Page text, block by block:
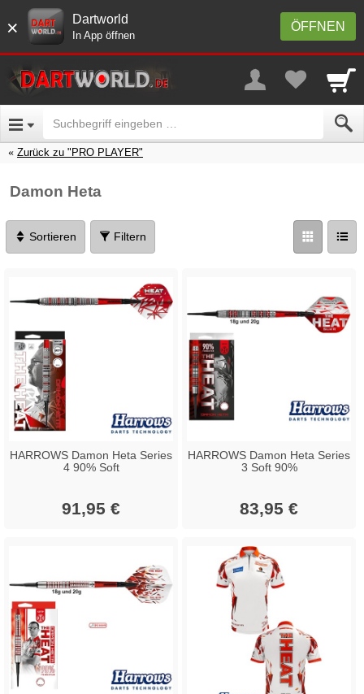
× ÖFFNEN
Dartworld
In App öffnen
Zurück zu "PRO PLAYER"
Damon Heta
Sortieren Filtern
HARROWS Damon Heta Series
4 90% Soft
91,95 €
HARROWS Damon Heta Series
3 Soft 90%
83,95 €